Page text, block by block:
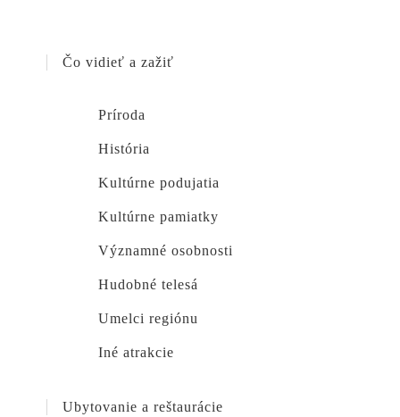
Čo vidieť a zažiť
Príroda
História
Kultúrne podujatia
Kultúrne pamiatky
Významné osobnosti
Hudobné telesá
Umelci regiónu
Iné atrakcie
Ubytovanie a reštaurácie